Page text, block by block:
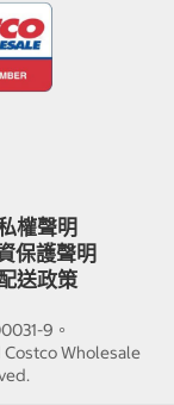
權聲明
保護聲明
送政策
9。
Wholesale